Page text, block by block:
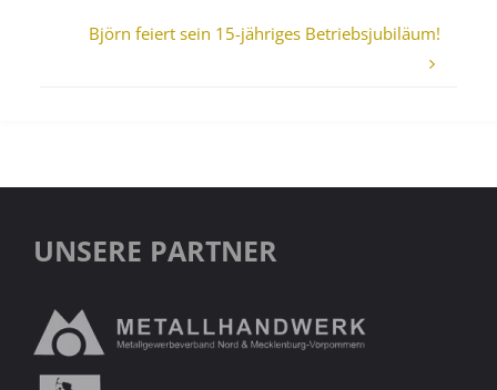
Björn feiert sein 15-jähriges Betriebsjubiläum!
UNSERE PARTNER